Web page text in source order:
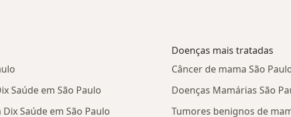
Saúde em São Paulo
Saúde em São Paulo
Doenças mais tratadas
Câncer de mama São
Doenças Mamárias São
Tumores benignos de